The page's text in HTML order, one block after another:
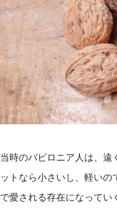
当時のバビロニア人は、遠
ットなら小さいし、軽い
で愛される存在になってい